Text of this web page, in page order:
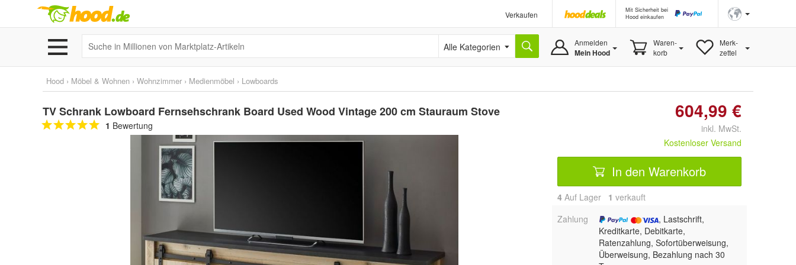
Verkaufen
Mit Sicherheit bei
Hood einkaufen
Alle Kategorien Anmelden
Mein Hood
Waren-
korb
Merk-
zettel
Hood › Möbel & Wohnen › Wohnzimmer › Medienmöbel › Lowboards
TV Schrank Lowboard Fernsehschrank Board Used Wood Vintage 200 cm Stauraum Stove
1 Bewertung
604,99 €
inkl. MwSt.
Kostenloser Versand
In den Warenkorb
4 Auf Lager 1 verkauft
Zahlung
, Lastschrift,
Kreditkarte, Debitkarte,
Ratenzahlung, Sofortüberweisung,
Überweisung, Bezahlung nach 30